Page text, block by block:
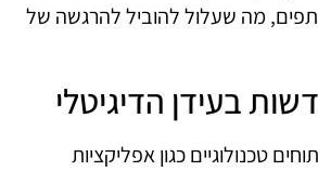
מה שעלול להוביל להרגשה של
בעידן הדיגיטלי
טכנולוגיים כגון אפליקציות